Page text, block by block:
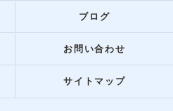
ブログ
お問い合わせ
サイトマップ